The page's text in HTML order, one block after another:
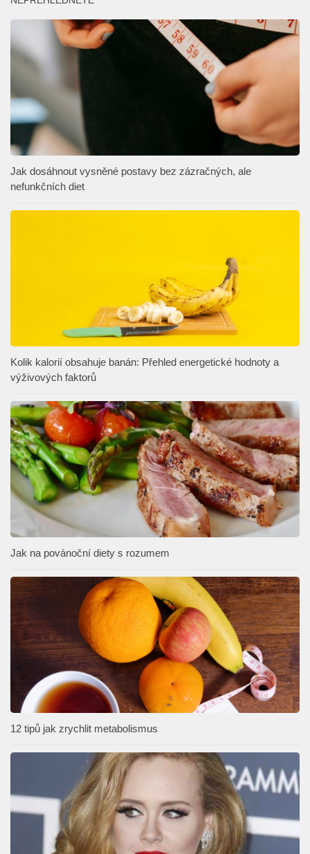
Jak dosáhnout vysněné postavy bez zázračných, ale
nefunkčních diet
Kolik kalorií obsahuje banán: Přehled energetické hodnoty a
výživových faktorů
Jak na povánoční diety s rozumem
12 tipů jak zrychlit metabolismus